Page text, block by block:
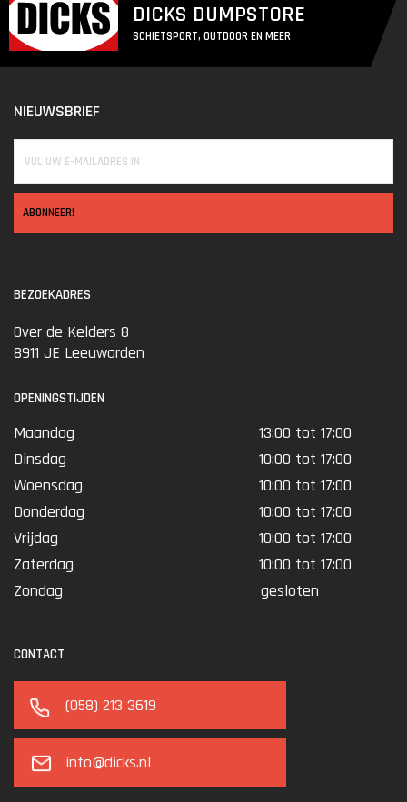
DICKS DUMPSTORE
SCHIETSPORT, OUTDOOR EN MEER
NIEUWSBRIEF
ABONNEER!
BEZOEKADRES
Over de Kelders 8
8911 JE Leeuwarden
OPENINGSTIJDEN
Maandag
13:00 tot 17:00
Dinsdag
10:00 tot 17:00
Woensdag
10:00 tot 17:00
Donderdag
10:00 tot 17:00
Vrijdag
10:00 tot 17:00
Zaterdag
10:00 tot 17:00
Zondag
gesloten
CONTACT
(058) 213 3619
info@dicks.nl